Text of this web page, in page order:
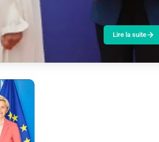
Lire la suite